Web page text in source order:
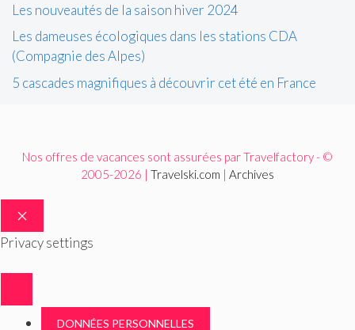
Les nouveautés de la saison hiver 2024
Les dameuses écologiques dans les stations CDA
(Compagnie des Alpes)
5 cascades magnifiques à découvrir cet été en France
Nos offres de vacances sont assurées par Travelfactory - ©
2005-2026 | Travelski.com | Archives
FERMER
Privacy settings
DONNÉES PERSONNELLES